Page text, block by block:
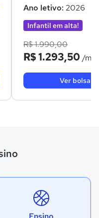
Ano letivo: 2026
Infantil em alta!
R$ 1.990,00
R$ 1.293,50 /
Ver bolsa